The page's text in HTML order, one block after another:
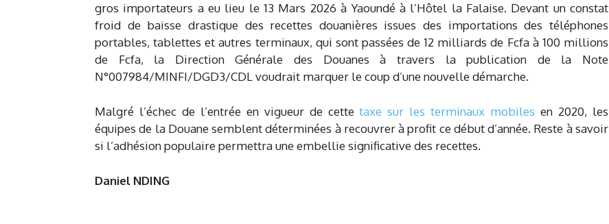
gros importateurs a eu lieu le 13 Mars 2026 à Yaoundé à l’Hôtel la Falaise. Devant un constat
froid de baisse drastique des recettes douanières issues des importations des téléphones
portables, tablettes et autres terminaux, qui sont passées de 12 milliards de Fcfa à 100 millions
de Fcfa, la Direction Générale des Douanes à travers la publication de la Note
N°007984/MINFI/DGD3/CDL voudrait marquer le coup d’une nouvelle démarche.
Malgré l’échec de l’entrée en vigueur de cettetaxe sur les terminaux mobiles en 2020, les
équipes de la Douane semblent déterminées à recouvrer à profit ce début d’année. Reste à savoir
si l’adhésion populaire permettra une embellie significative des recettes.
Daniel NDING